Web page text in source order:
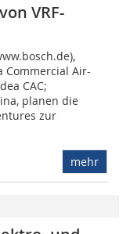
VRF-
Commercial Air-
CAC;
planen die
zur
mehr